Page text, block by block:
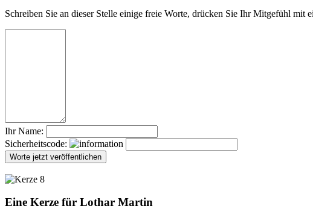
Schreiben Sie an dieser Stelle einige freie Worte, drücken Sie Ihr Mitgefühl mit
Ihr Name:
Sicherheitscode:
Eine Kerze für Lothar Martin